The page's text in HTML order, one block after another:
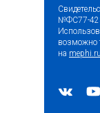
№ФС77-
возможно
на mephi.ru